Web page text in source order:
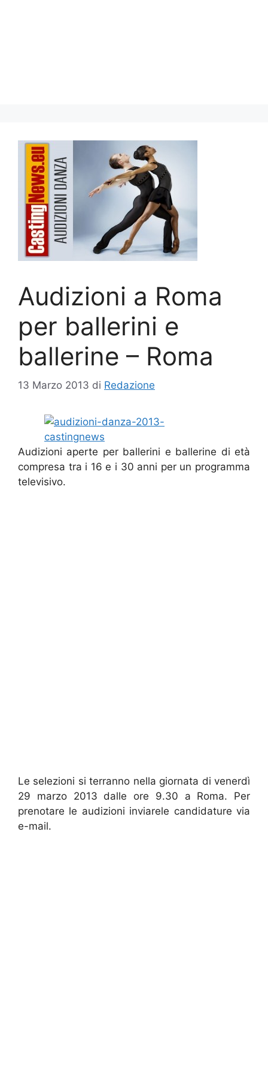
Audizioni a Roma
per ballerini e
ballerine – Roma
13 Marzo 2013 di Redazione
Audizioni aperte per ballerini e ballerine di età
compresa tra i 16 e i 30 anni per un programma
televisivo.
Le selezioni si terranno nella giornata di venerdì
29 marzo 2013 dalle ore 9.30 a Roma. Per
prenotare le audizioni inviarele candidature via
e-mail.